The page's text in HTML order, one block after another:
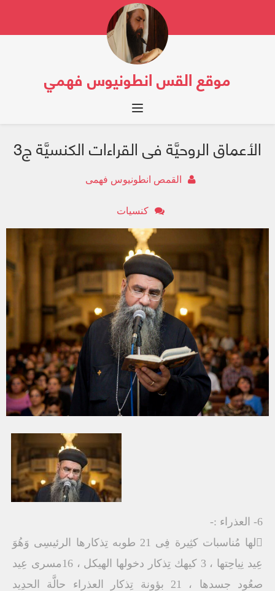
موقع القس انطونيوس فهمي
Toggle navigation
الأعماق الروحيَّة فى القراءات الكنسيَّة ج3
القمص انطونيوس فهمى
كنسيات
6- العذراء :-
لها مُناسبات كثِيرة فِى 21 طوبه تِذكارها الرئيسِى وَهُوَ
عِيد نِياحِتها ، 3 كيهك تِذكار دخولها الهيكل ، 16مسرى عِيد
صعُود جسدها ، 21 بؤونة تِذكار العذراء حالَّة الحدِيد